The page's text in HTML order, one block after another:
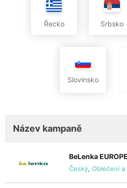
Řecko Srbsko
Slovinsko
Název kampaně
BeLenka EUROPE
Český, Oblečení a